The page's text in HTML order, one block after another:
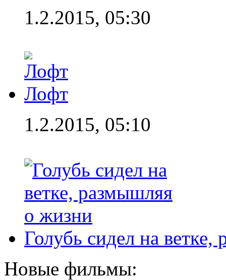
1.2.2015, 05:30
Лофт
1.2.2015, 05:10
Голубь сидел на
Новые фильмы: